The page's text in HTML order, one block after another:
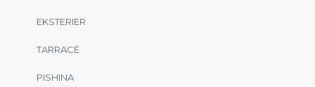
EKSTERIER
TARRACË
PISHINA